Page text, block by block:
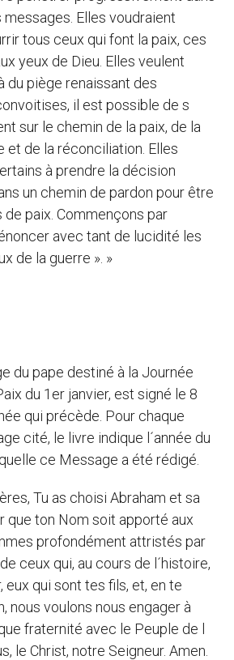
messages. Elles voudraient
tous ceux qui font la paix, ces
yeux de Dieu. Elles veulent
du piège renaissant des
il est possible de s
sur le chemin de la paix, de la
et de la réconciliation. Elles
à prendre la décision
un chemin de pardon pour être
de paix. Commençons par
avec tant de lucidité les
de la guerre ». »
du pape destiné à la Journée
du 1er janvier, est signé le 8
qui précède. Pour chaque
cité, le livre indique l´année du
ce Message a été rédigé.
Tu as choisi Abraham et sa
que ton Nom soit apporté aux
profondément attristés par
ceux qui, au cours de l´histoire,
eux qui sont tes fils, et, en te
nous voulons nous engager à
fraternité avec le Peuple de l
le Christ, notre Seigneur. Amen.